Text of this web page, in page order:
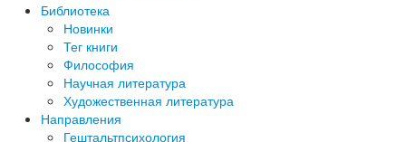
Библиотека
Новинки
Тег книги
Философия
Научная литература
Художественная литература
Направления
Гештальтпсихология